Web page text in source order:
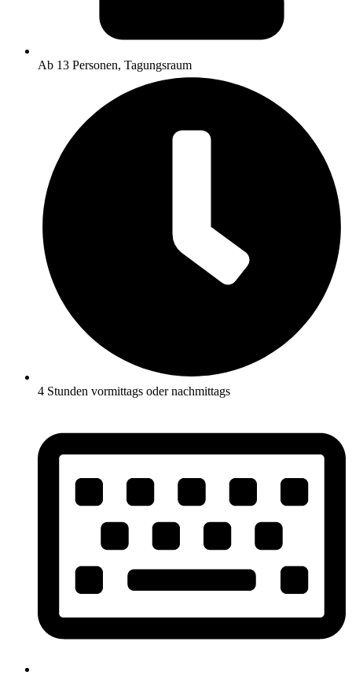
Ab 13 Personen, Tagungsraum
4 Stunden vormittags oder nachmittags